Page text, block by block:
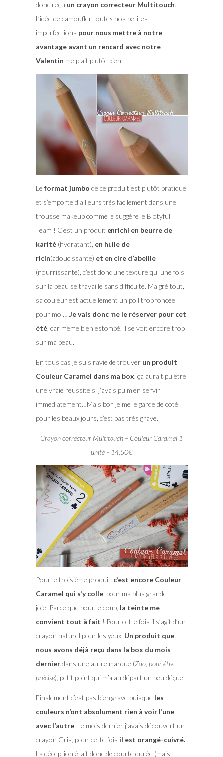
donc reçu un crayon correcteur Multitouch.
L’idée de camoufler toutes nos petites
imperfections pour nous mettre à notre
avantage avant un rencard avec notre
Valentin me plait plutôt bien !
Le format jumbo de ce produit est plutôt pratique
et s’emporte d’ailleurs très facilement dans une
trousse makeup comme le suggère le Biotyfull
Team ! C’est un produit enrichi en beurre de
karité(hydratant), en huile de
ricin(adoucissante) et en cire d’abeille
(nourrissante), c’est donc une texture qui une fois
sur la peau se travaille sans difficulté. Malgré tout,
sa couleur est actuellement un poil trop foncée
pour moi… Je vais donc me le réserver pour cet
été, car même bien estompé, il se voit encore trop
sur ma peau.
En tous cas je suis ravie de trouverun produit
Couleur Caramel dans ma box , ça aurait pu être
une vraie réussite si j’avais pu m’en servir
immédiatement…Mais bon je me le garde de coté
pour les beaux jours, c’est pas très grave.
Crayon correcteur Multitouch – Couleur Caramel 1
unité – 14,50€
Pour le troisième produit, c’est encore Couleur
Caramel qui s’y colle, pour ma plus grande
joie. Parce que pour le coup, la teinte me
convient tout à fait ! Pour cette fois il s’agit d’un
crayon naturel pour les yeux. Un produit que
nous avons déjà reçu dans la box du mois
dernierdans une autre marque (Zao, pour être
précise), petit point qui m’a au départ un peu déçue.
Finalement c’est pas bien grave puisque les
couleurs n’ont absolument rien à voir l’une
avec l’autre. Le mois dernier j’avais découvert un
crayon Gris, pour cette fois il est orangé-cuivré.
La déception était donc de courte durée (mais